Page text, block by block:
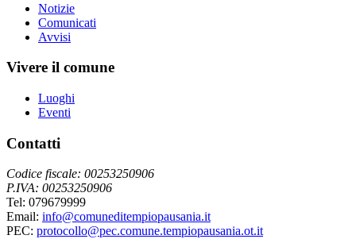
Notizie
Comunicati
Avvisi
Vivere il comune
Luoghi
Eventi
Contatti
Codice fiscale: 00253250906
P.IVA: 00253250906
Tel: 079679999
Email: info@comuneditempiopausania.it
PEC: protocollo@pec.comune.tempiopausania.ot.it